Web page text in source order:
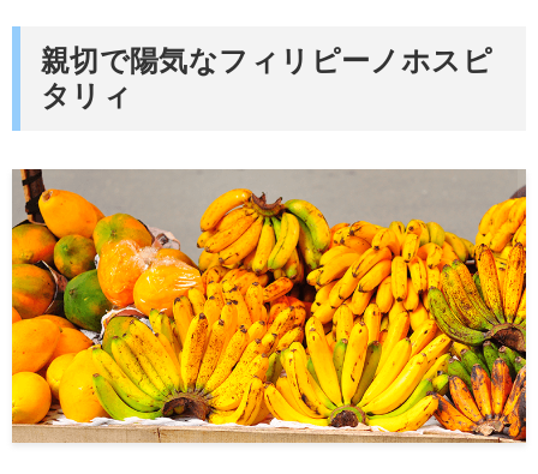
親切で陽気なフィリピーノホスピ
タリィ